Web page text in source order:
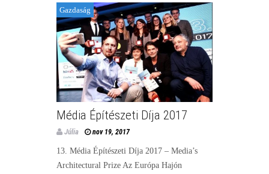
Gazdaság
Média Építészeti Díja 2017
Júlia nov 19, 2017
13. Média Építészeti Díja 2017 – Media’s
Architectural Prize Az Európa Hajón